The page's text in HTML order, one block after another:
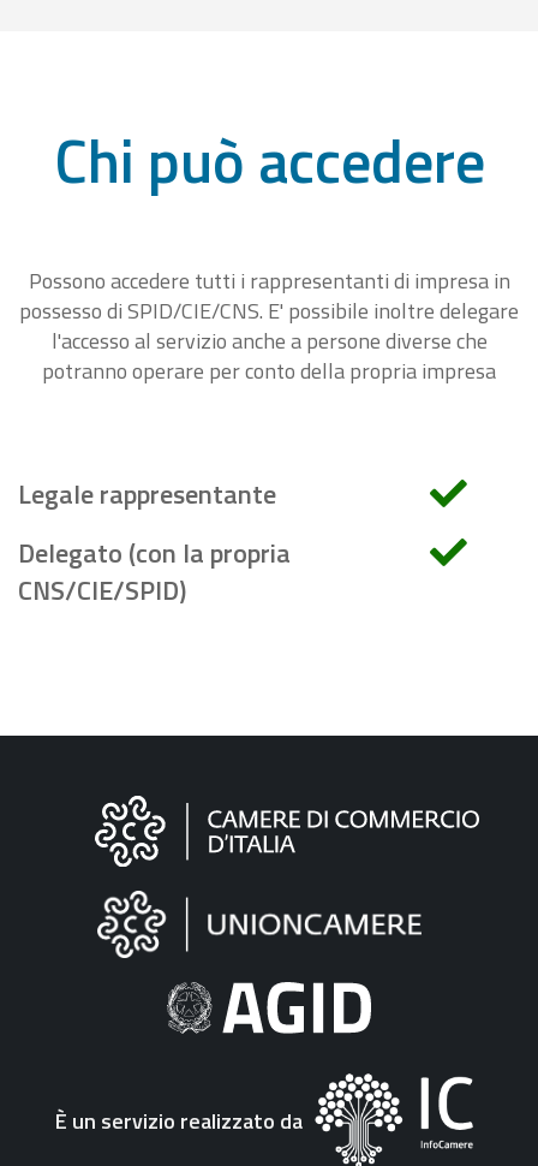
Chi può accedere
Possono accedere tutti i rappresentanti di impresa in
possesso di SPID/CIE/CNS. E' possibile inoltre delegare
l'accesso al servizio anche a persone diverse che
potranno operare per conto della propria impresa
Legale rappresentante
Delegato (con la propria
CNS/CIE/SPID)
Informazioni
"Fattura
Elettronica"
È un servizio realizzato da